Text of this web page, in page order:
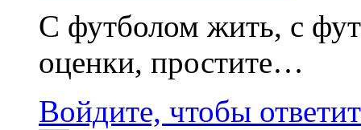
С футболом жить, с
оценки, простите…
Войдите, чтобы